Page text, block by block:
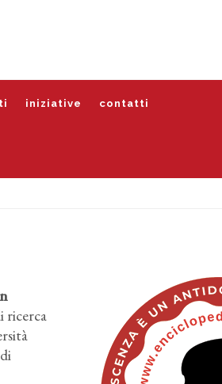
iniziative contatti
ricerca